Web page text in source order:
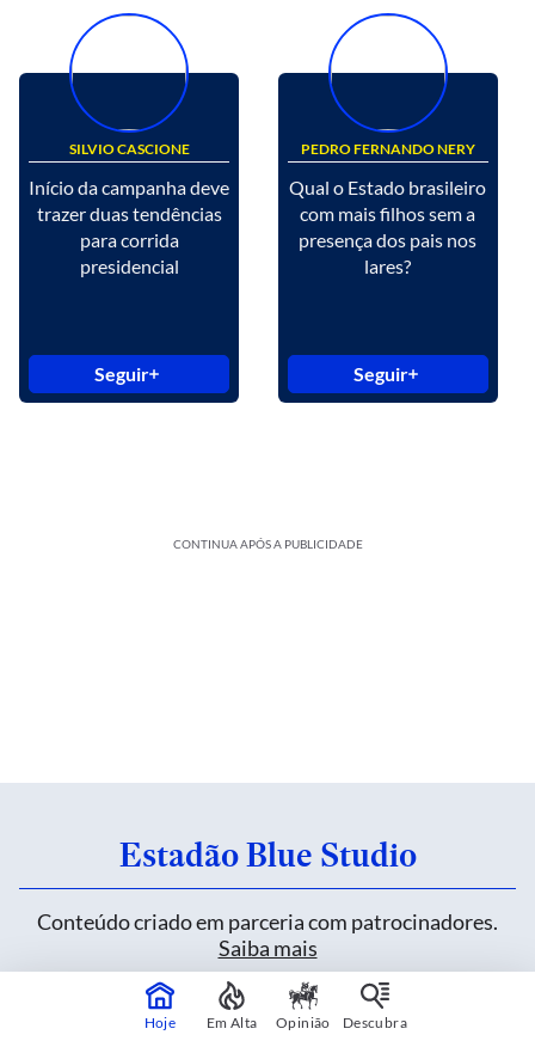
SILVIO CASCIONE
Início da campanha deve
trazer duas tendências
para corrida
presidencial
Seguir
PEDRO FERNANDO NERY
Qual o Estado brasileiro
com mais filhos sem a
presença dos pais nos
lares?
Seguir
CONTINUA APÓS A PUBLICIDADE
Estadão Blue Studio
Conteúdo criado em parceria com patrocinadores.
Saiba mais
Heineken inova sem alterar uma fórmula de
Hoje Em Alta Opinião Descubra